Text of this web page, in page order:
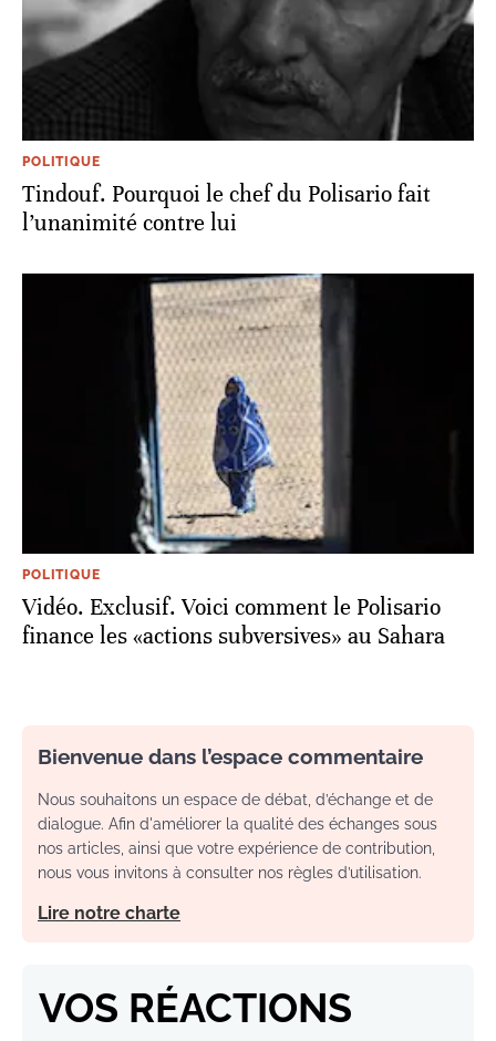
POLITIQUE
Tindouf. Pourquoi le chef du Polisario fait
l’unanimité contre lui
POLITIQUE
Vidéo. Exclusif. Voici comment le Polisario
finance les «actions subversives» au Sahara
Bienvenue dans l’espace commentaire
Nous souhaitons un espace de débat, d’échange et de
dialogue. Afin d'améliorer la qualité des échanges sous
nos articles, ainsi que votre expérience de contribution,
nous vous invitons à consulter nos règles d’utilisation.
Lire notre charte
VOS RÉACTIONS